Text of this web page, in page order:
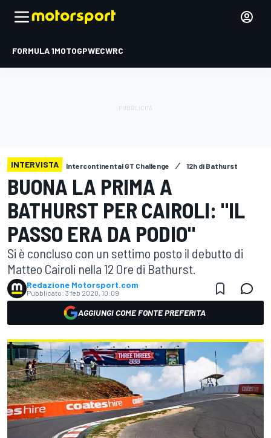
FORMULA 1MOTOGPWECWRC
INTERVISTA Intercontinental GT Challenge 12h di Bathurst
BUONA LA PRIMA A
BATHURST PER CAIROLI: "IL
PASSO ERA DA PODIO"
Si è concluso con un settimo posto il debutto di
Matteo Cairoli nella 12 Ore di Bathurst.
Redazione Motorsport.com
Pubblicato: 3 feb 2020, 10:09
AGGIUNGI COME FONTE PREFERITA